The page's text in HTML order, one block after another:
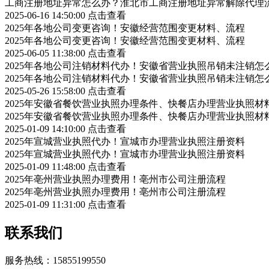
工商注册地址异常怎么办？淮北市工商注册地址异常解除代理
2025-06-16 14:50:00 点击查看
2025年各地公司变更咨询！安徽经营范围变更材料、流程
2025年各地公司变更咨询！安徽经营范围变更材料、流程
2025-06-05 11:38:00 点击查看
2025年各地公司注销材料代办！安徽省营业执照吊销未注销怎
2025年各地公司注销材料代办！安徽省营业执照吊销未注销怎
2025-05-26 15:58:00 点击查看
2025年安徽省餐饮营业执照办理条件、快餐店办理营业执照材
2025年安徽省餐饮营业执照办理条件、快餐店办理营业执照材
2025-01-09 14:10:00 点击查看
2025年宣城营业执照代办！宣城市办理营业执照注册资料
2025年宣城营业执照代办！宣城市办理营业执照注册资料
2025-01-09 11:48:00 点击查看
2025年亳州营业执照办理费用！亳州市公司注册流程
2025年亳州营业执照办理费用！亳州市公司注册流程
2025-01-09 11:31:00 点击查看
联系我们
服务热线：15855199550